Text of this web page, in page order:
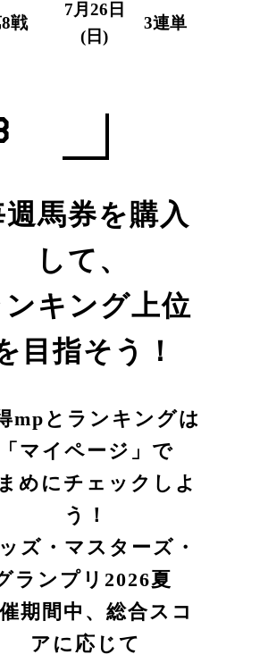
戦
7月26日
(日)
3連単
週馬券を購入
して、
ンキング上位
目指そう！
mpとランキングは
「マイページ」で
めにチェックしよ
う！
ズ・マスターズ・
ランプリ2026夏
期間中、総合スコ
アに応じて